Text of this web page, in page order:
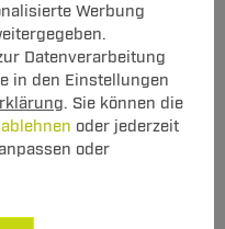
Werbung
Datenverarbeitung
in den Einstellungen
. Sie können die
ablehnen oder jederzeit
oder
Up 2 für
12.1998)